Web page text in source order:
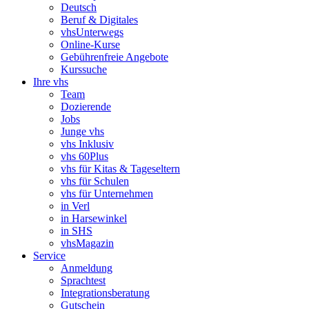
Deutsch
Beruf & Digitales
vhsUnterwegs
Online-Kurse
Gebührenfreie Angebote
Kurssuche
Ihre vhs
Team
Dozierende
Jobs
Junge vhs
vhs Inklusiv
vhs 60Plus
vhs für Kitas & Tageseltern
vhs für Schulen
vhs für Unternehmen
in Verl
in Harsewinkel
in SHS
vhsMagazin
Service
Anmeldung
Sprachtest
Integrationsberatung
Gutschein